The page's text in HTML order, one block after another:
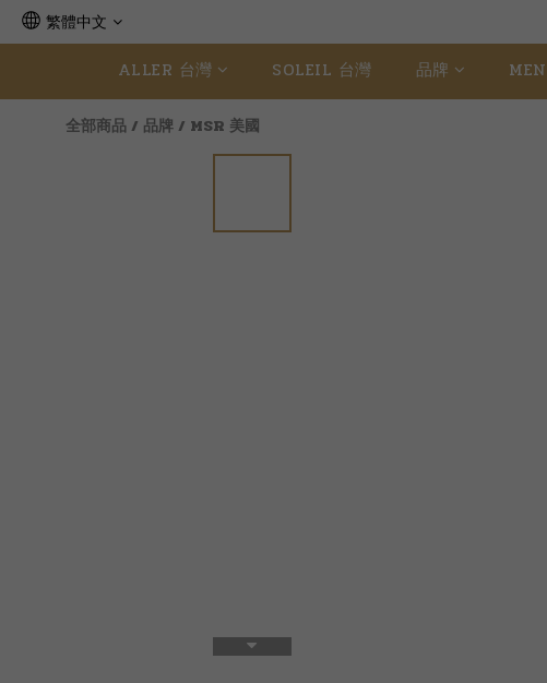
繁體中文
ALLER 台灣 SOLEIL 台灣 品牌 MEN
全部商品 / 品牌 / MSR 美國